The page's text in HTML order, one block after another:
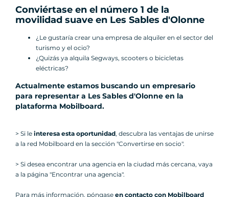
Conviértase en el número 1 de la
movilidad suave en Les Sables d'Olonne
¿Le gustaría crear una empresa de alquiler en el sector del
turismo y el ocio?
¿Quizás ya alquila Segways, scooters o bicicletas
eléctricas?
Actualmente estamos buscando un empresario
para representar a Les Sables d'Olonne en la
plataforma Mobilboard.
> Si le interesa esta oportunidad, descubra las ventajas de unirse
a la red Mobilboard en la sección "Convertirse en socio".
> Si desea encontrar una agencia en la ciudad más cercana, vaya
a la página "Encontrar una agencia".
Para más información, póngase en contacto con Mobilboard